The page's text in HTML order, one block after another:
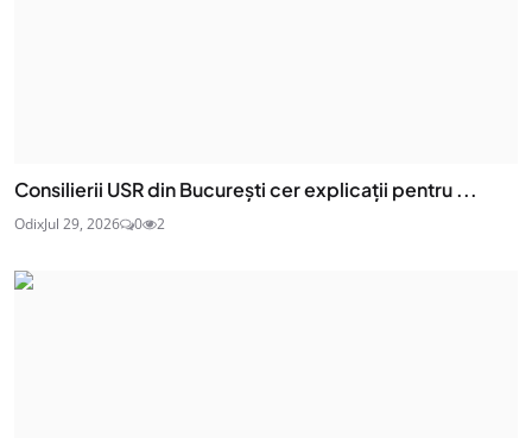
Consilierii USR din București cer explicații pentru ...
OdixJul 29, 2026 0 2